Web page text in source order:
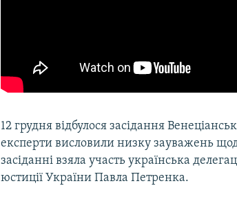
12 грудня відбулося засідання
експерти висловили низку зауважень
засіданні взяла участь українська
юстиції України Павла Петренка.